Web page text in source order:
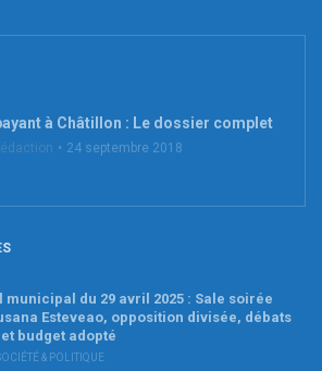
à Châtillon : Le dossier complet
24 septembre 2018
municipal du 29 avril 2025 : Sale soirée
Esteveao, opposition divisée, débats
budget adopté
& POLITIQUE